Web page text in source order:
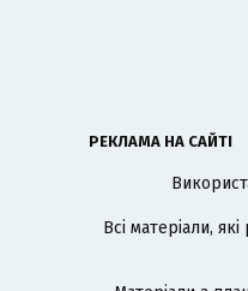
РЕКЛАМА НА САЙТІ
Всі матеріали,